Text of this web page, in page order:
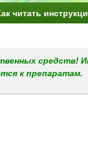
читать
средств!
к препаратам.